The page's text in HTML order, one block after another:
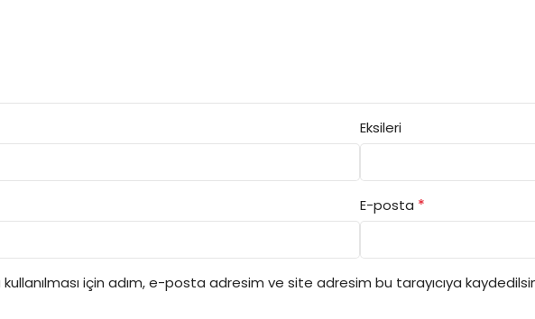
Eksileri
E-posta *
için adım, e-posta adresim ve site adresim bu tarayıcıya